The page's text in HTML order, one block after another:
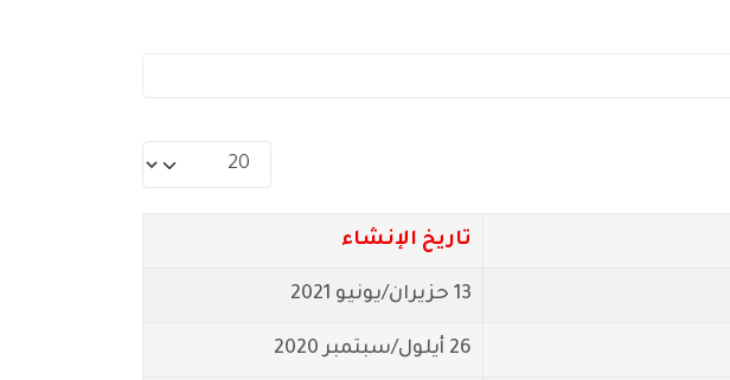
عدد الإظهارات:
تاريخ الإنشاء
13 حزيران/يونيو 2021
26 أيلول/سبتمبر 2020